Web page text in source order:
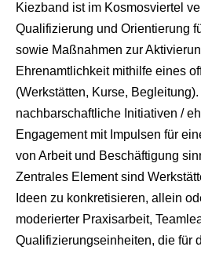
Kiezband ist im Kosmosviertel
Qualifizierung und Orientierung
sowie Maßnahmen zur
Ehrenamtlichkeit mithilfe eines
(Werkstätten, Kurse,
nachbarschaftliche Initiativen /
Engagement mit Impulsen für
von Arbeit und Beschäftigung
Zentrales Element sind
Ideen zu konkretisieren, allein
moderierter Praxisarbeit,
Qualifizierungseinheiten, die für